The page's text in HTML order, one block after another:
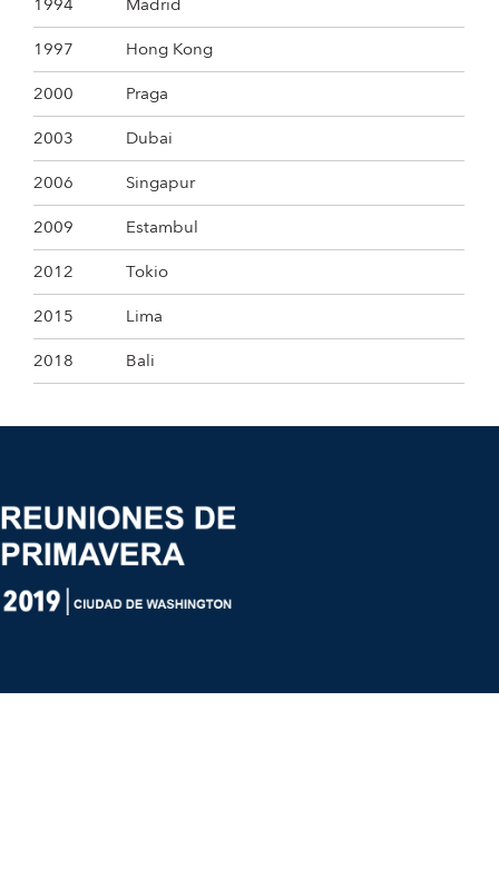
1997
Hong Kong
2000
Praga
2003
Dubai
2006
Singapur
2009
Estambul
2012
Tokio
2015
Lima
2018
Bali